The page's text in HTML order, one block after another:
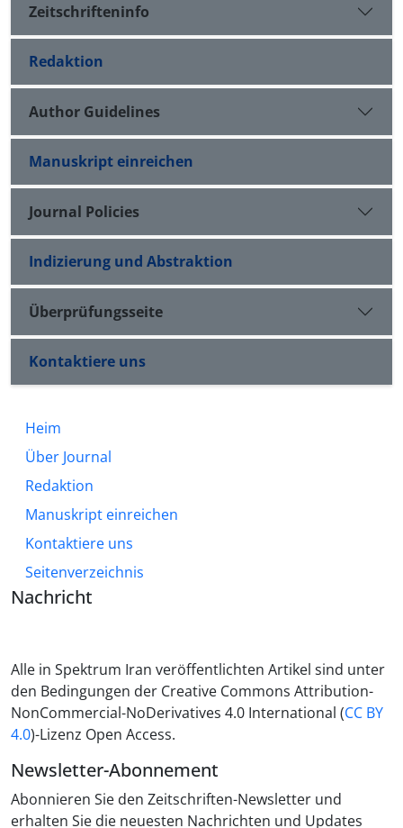
Zeitschrifteninfo
Redaktion
Author Guidelines
Manuskript einreichen
Journal Policies
Indizierung und Abstraktion
Überprüfungsseite
Kontaktiere uns
Heim
Über Journal
Redaktion
Manuskript einreichen
Kontaktiere uns
Seitenverzeichnis
Nachricht
Alle in Spektrum Iran veröffentlichten Artikel sind unter
den Bedingungen der Creative Commons Attribution-
NonCommercial-NoDerivatives 4.0 International (CC BY
4.0)-Lizenz Open Access.
Newsletter-Abonnement
Abonnieren Sie den Zeitschriften-Newsletter und
erhalten Sie die neuesten Nachrichten und Updates